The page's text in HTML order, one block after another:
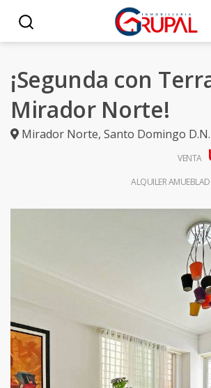
¡Segunda con
Mirador Norte!
Mirador Norte, Santo Domingo D.N.
VENTA
ALQUILER